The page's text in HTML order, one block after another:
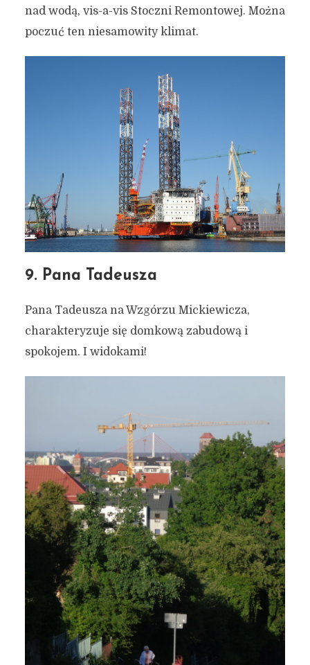
nad wodą, vis-a-vis Stoczni Remontowej. Można
poczuć ten niesamowity klimat.
9. Pana Tadeusza
Pana Tadeusza na Wzgórzu Mickiewicza,
charakteryzuje się domkową zabudową i
spokojem. I widokami!